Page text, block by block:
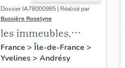
Dossier IA78000985 | Réalisé par
Bussière Roselyne
les immeubles,
maisons et fermes
du canton d'Andrésy
France > Île-de-France >
Yvelines> Andrésy